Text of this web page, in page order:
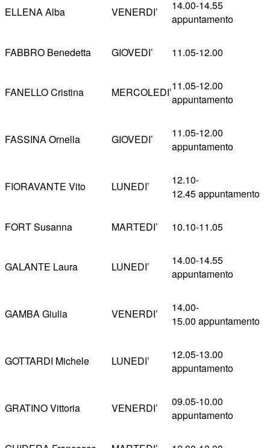
ELLENA Alba VENERDI’
14.00-14.55
appuntamento
FABBRO Benedetta GIOVEDI’ 11.05-12.00
FANELLO Cristina MERCOLEDI’11.05-12.00
appuntamento
FASSINA Ornella GIOVEDI’
11.05-12.00
appuntamento
FIORAVANTE Vito LUNEDI’
12.10-
12.45 appuntamento
FORT Susanna MARTEDI’ 10.10-11.05
GALANTE Laura LUNEDI’
14.00-14.55
appuntamento
GAMBA Giulia VENERDI’
14.00-
15.00 appuntamento
GOTTARDI Michele LUNEDI’
12.05-13.00
appuntamento
GRATINO Vittoria VENERDI’
09.05-10.00
appuntamento